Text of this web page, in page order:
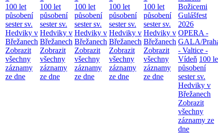
100 let
působení
sester sv.
Hedviky v
Břežanech
Zobrazit
všechny
záznamy
ze dne
100 let
působení
sester sv.
Hedviky v
Břežanech
Zobrazit
všechny
záznamy
ze dne
100 let
působení
sester sv.
Hedviky v
Břežanech
Zobrazit
všechny
záznamy
ze dne
100 let
působení
sester sv.
Hedviky v
Břežanech
Zobrazit
všechny
záznamy
ze dne
100 let
působení
sester sv.
Hedviky v
Břežanech
Zobrazit
všechny
záznamy
ze dne
Božicemi
Gulášfest
2026
OPERA -
GALA/
- Valtice -
Vídeň 100
působení
sester sv.
Hedviky v
Břežanech
Zobrazit
všechny
záznamy ze
dne